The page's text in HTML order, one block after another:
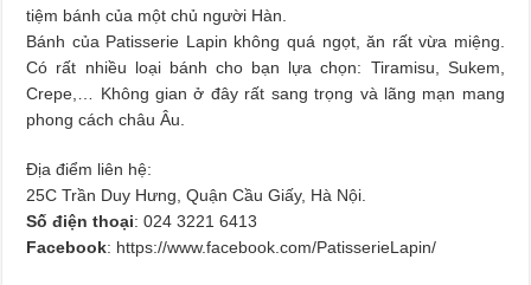
tiệm bánh của một chủ người Hàn.
Bánh của Patisserie Lapin không quá ngọt, ăn rất vừa miệng.
Có rất nhiều loại bánh cho bạn lựa chọn: Tiramisu, Sukem,
Crepe,… Không gian ở đây rất sang trọng và lãng mạn mang
phong cách châu Âu.
Địa điểm liên hệ:
25C Trần Duy Hưng, Quận Cầu Giấy, Hà Nội.
Số điện thoại: 024 3221 6413
Facebook: https://www.facebook.com/PatisserieLapin/